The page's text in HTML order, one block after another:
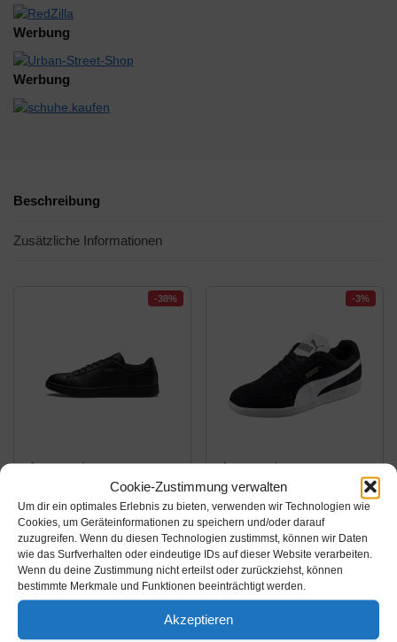
Cookie-Zustimmung verwalten
Um dir ein optimales Erlebnis zu bieten, verwenden wir Technologien wie
Cookies, um Geräteinformationen zu speichern und/oder darauf
zuzugreifen. Wenn du diesen Technologien zustimmst, können wir Daten
wie das Surfverhalten oder eindeutige IDs auf dieser Website verarbeiten.
Wenn du deine Zustimmung nicht erteilst oder zurückziehst, können
bestimmte Merkmale und Funktionen beeinträchtigt werden.
Akzeptieren
Werbung
Werbung
Beschreibung
Zusätzliche Informationen
-38%
Amazon.de
33,74€54,95€
PUMA Unisex Smash
V2 L 251 Sneaker,
Black Black, 45 EU
Amazon / Ebay
-3%
Amazon.de
27,60€28,74€
PUMA Herren Icra
Trainer Sd Sneaker,
Schwarz Black White,
45 EUAmazon / Ebay